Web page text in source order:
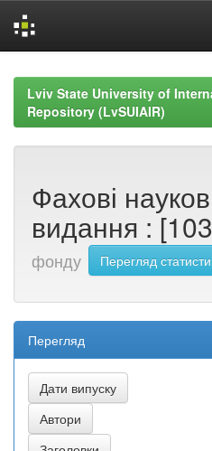
navigationLviv State University of
Repository (LvSUIAIR)
Фахові
видання :
фонду
Перегляд
Перегляд